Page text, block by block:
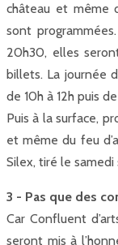
château et même
sont
20h30, elles
billets. La journée
de 10h à 12h puis
Puis à la surface,
et même du feu
Silex, tiré le
3 - Pas que des
Car Confluent
seront mis à